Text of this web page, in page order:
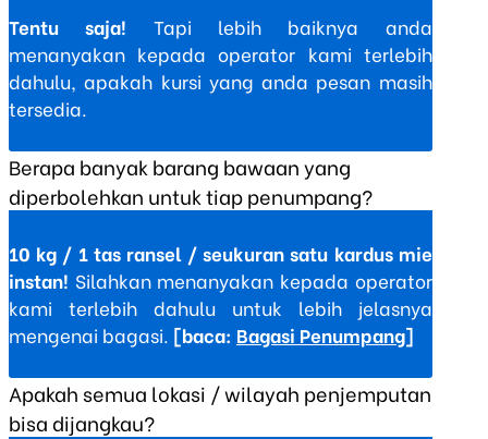
Tentu saja! Tapi lebih baiknya anda
menanyakan kepada operator kami terlebih
dahulu, apakah kursi yang anda pesan masih
tersedia.
Berapa banyak barang bawaan yang
diperbolehkan untuk tiap penumpang?
10 kg / 1 tas ransel / seukuran satu kardus mie
instan! Silahkan menanyakan kepada operator
kami terlebih dahulu untuk lebih jelasnya
mengenai bagasi. [baca: Bagasi Penumpang]
Apakah semua lokasi / wilayah penjemputan
bisa dijangkau?